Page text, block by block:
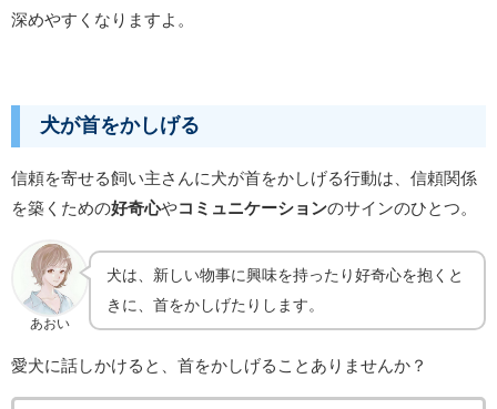
深めやすくなりますよ。
犬が首をかしげる
信頼を寄せる飼い主さんに犬が首をかしげる行動は、信頼関係
を築くための好奇心やコミュニケーションのサインのひとつ。
あおい
犬は、新しい物事に興味を持ったり好奇心を抱くと
きに、首をかしげたりします。
愛犬に話しかけると、首をかしげることありませんか？